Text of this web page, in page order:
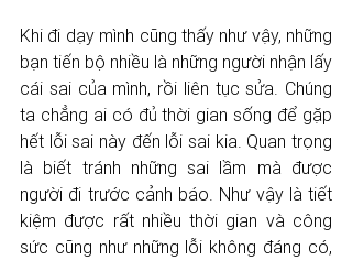
Khi đi dạy mình cũng thấy như vậy, những
bạn tiến bộ nhiều là những người nhận lấy
cái sai của mình, rồi liên tục sửa. Chúng
ta chẳng ai có đủ thời gian sống để gặp
hết lỗi sai này đến lỗi sai kia. Quan trọng
là biết tránh những sai lầm mà được
người đi trước cảnh báo. Như vậy là tiết
kiệm được rất nhiều thời gian và công
sức cũng như những lỗi không đáng có,